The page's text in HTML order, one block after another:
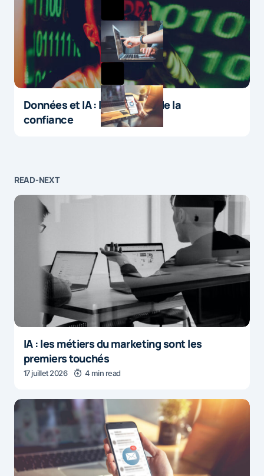
Données et IA : le paradoxe de la
confiance
READ-NEXT
IA : les métiers du marketing sont les
premiers touchés
17 juillet 2026 4 min read